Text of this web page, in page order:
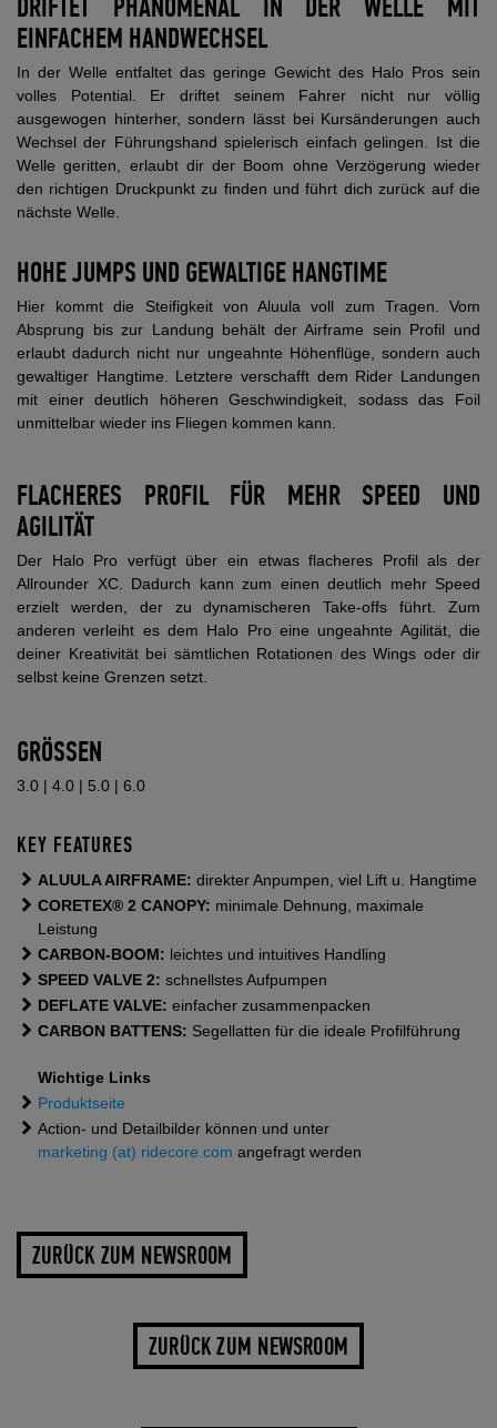
DRIFTET PHÄNOMENAL IN DER WELLE MIT
EINFACHEM HANDWECHSEL
In der Welle entfaltet das geringe Gewicht des Halo Pros sein
volles Potential. Er driftet seinem Fahrer nicht nur völlig
ausgewogen hinterher, sondern lässt bei Kursänderungen auch
Wechsel der Führungshand spielerisch einfach gelingen. Ist die
Welle geritten, erlaubt dir der Boom ohne Verzögerung wieder
den richtigen Druckpunkt zu finden und führt dich zurück auf die
nächste Welle.
HOHE JUMPS UND GEWALTIGE HANGTIME
Hier kommt die Steifigkeit von Aluula voll zum Tragen. Vom
Absprung bis zur Landung behält der Airframe sein Profil und
erlaubt dadurch nicht nur ungeahnte Höhenflüge, sondern auch
gewaltiger Hangtime. Letztere verschafft dem Rider Landungen
mit einer deutlich höheren Geschwindigkeit, sodass das Foil
unmittelbar wieder ins Fliegen kommen kann.
FLACHERES PROFIL FÜR MEHR SPEED UND
AGILITÄT
Der Halo Pro verfügt über ein etwas flacheres Profil als der
Allrounder XC. Dadurch kann zum einen deutlich mehr Speed
erzielt werden, der zu dynamischeren Take-offs führt. Zum
anderen verleiht es dem Halo Pro eine ungeahnte Agilität, die
deiner Kreativität bei sämtlichen Rotationen des Wings oder dir
selbst keine Grenzen setzt.
GRÖSSEN
3.0 | 4.0 | 5.0 | 6.0
KEY FEATURES
ALUULA AIRFRAME: direkter Anpumpen, viel Lift u. Hangtime
CORETEX® 2 CANOPY: minimale Dehnung, maximale
Leistung
CARBON-BOOM: leichtes und intuitives Handling
SPEED VALVE 2: schnellstes Aufpumpen
DEFLATE VALVE: einfacher zusammenpacken
CARBON BATTENS: Segellatten für die ideale Profilführung
Wichtige Links
Produktseite
Action- und Detailbilder können und unter
marketing (at) ridecore.com angefragt werden
ZURÜCK ZUM NEWSROOM
ZURÜCK ZUM NEWSROOM